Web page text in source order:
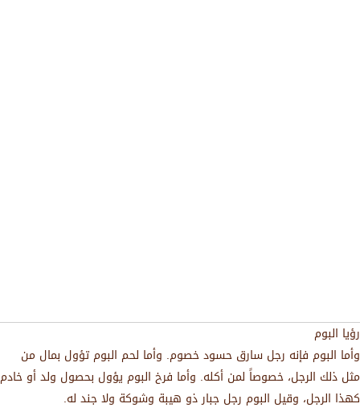
رؤيا البوم
وأما البوم فإنه رجل سارق حسود خصوم. وأما لحم البوم تؤول بمال من
مثل ذلك الرجل، خصوصاً لمن أكله. وأما فرخ البوم يؤول بحصول ولد أو خادم
كهذا الرجل، وقيل البوم رجل جبار ذو هيبة وشوكة ولا جند له.